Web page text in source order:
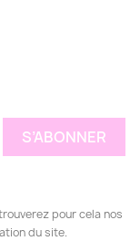
pour cela nos
du site.